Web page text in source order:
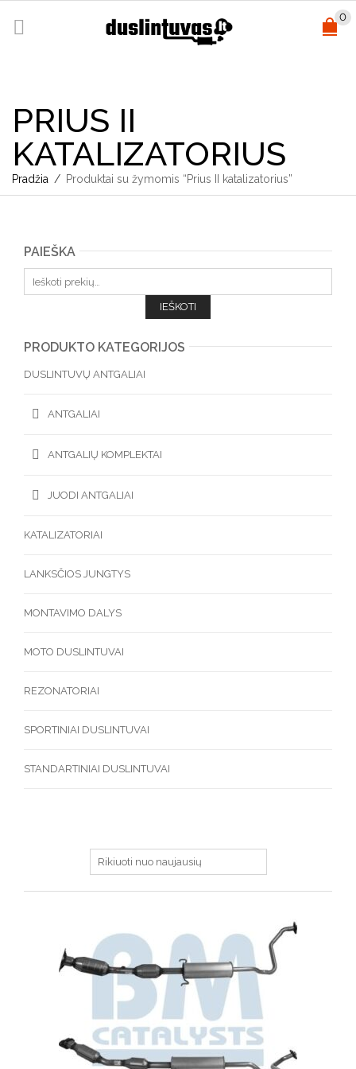
0
PRIUS II
KATALIZATORIUS
Pradžia / Produktai su žymomis “Prius II katalizatorius”
PAIEŠKA
IEŠKOTI
PRODUKTO KATEGORIJOS
DUSLINTUVŲ ANTGALIAI
ANTGALIAI
ANTGALIŲ KOMPLEKTAI
JUODI ANTGALIAI
KATALIZATORIAI
LANKSČIOS JUNGTYS
MONTAVIMO DALYS
MOTO DUSLINTUVAI
REZONATORIAI
SPORTINIAI DUSLINTUVAI
STANDARTINIAI DUSLINTUVAI